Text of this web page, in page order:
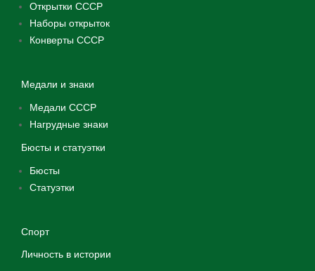
Открытки СССР
Наборы открыток
Конверты СССР
Медали и знаки
Медали СССР
Нагрудные знаки
Бюсты и статуэтки
Бюсты
Статуэтки
Спорт
Личность в истории